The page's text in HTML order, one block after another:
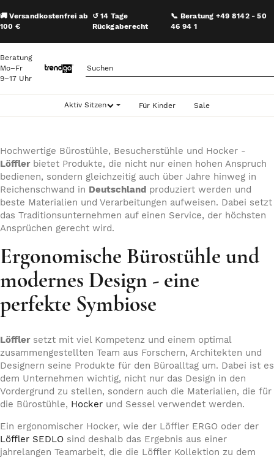
🚚 Versandkostenfrei ab
100 €
↺ 14 Tage
Rückgaberecht
📞 Beratung +49 8142 - 50
46 94 1
Beratung
Mo–Fr
9–17 Uhr
Aktiv Sitzen Für Kinder Sale
Hochwertige Bürostühle, Besucherstühle und Hocker -
Löfflerbietet Produkte, die nicht nur einen hohen Anspruch
bedienen, sondern gleichzeitig auch über Jahre hinweg in
Reichenschwand in Deutschland produziert werden und
beste Materialien und Verarbeitungen aufweisen. Dabei setzt
das Traditionsunternehmen auf einen Service, der höchsten
Ansprüchen gerecht wird.
Ergonomische Bürostühle und
modernes Design - eine
perfekte Symbiose
Löfflersetzt mit viel Kompetenz und einem optimal
zusammengestellten Team aus Forschern, Architekten und
Designern seine Produkte für den Büroalltag um. Dabei ist es
dem Unternehmen wichtig, nicht nur das Design in den
Vordergrund zu stellen, sondern auch die Materialien, die für
die Bürostühle, Hocker und Sessel verwendet werden.
Ein ergonomischer Hocker, wie der Löffler ERGO oder der
Löffler SEDLO sind deshalb das Ergebnis aus einer
jahrelangen Teamarbeit, die die Löffler Kollektion zu dem